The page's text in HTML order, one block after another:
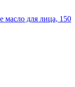
масло для лица, 150